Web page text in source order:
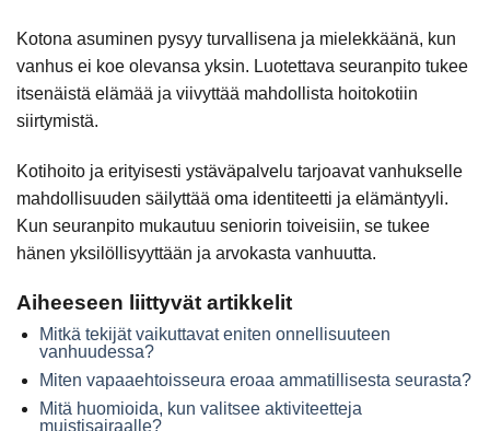
Kotona asuminen pysyy turvallisena ja mielekkäänä, kun
vanhus ei koe olevansa yksin. Luotettava seuranpito tukee
itsenäistä elämää ja viivyttää mahdollista hoitokotiin
siirtymistä.
Kotihoito ja erityisesti ystäväpalvelu tarjoavat vanhukselle
mahdollisuuden säilyttää oma identiteetti ja elämäntyyli.
Kun seuranpito mukautuu seniorin toiveisiin, se tukee
hänen yksilöllisyyttään ja arvokasta vanhuutta.
Aiheeseen liittyvät artikkelit
Mitkä tekijät vaikuttavat eniten onnellisuuteen
vanhuudessa?
Miten vapaaehtoisseura eroaa ammatillisesta seurasta?
Mitä huomioida, kun valitsee aktiviteetteja
muistisairaalle?